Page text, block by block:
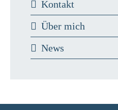
Kontakt
Über mich
News